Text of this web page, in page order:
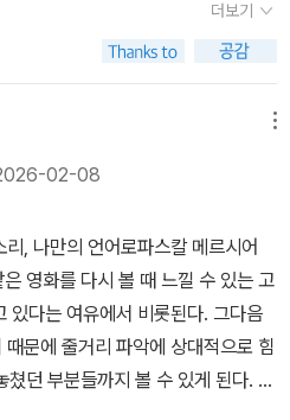
에 쌓였으며 필사적으로 사라지는 시
전에는 볼 수 있었지만, 이제는 볼
려두지 않는 노력처럼 보이기도 했
하기 시작한다. 지금 사는 삶이 바라
소설은 뭐라도 적어 보고 싶은 욕심
하는 것이 업무의 반 이상을 차지
가까운 사람이기에 과거의 기억을
를 생각해 보거나, 아니면 떠올리
는 경험은 드문 일이다. 그런 나마
었다. 언어를 향한 그의 열정은 자
었다. 내가 가진 생각을 나만의 글로
지는 이들에게는 그저 읽는 것만으
관한 소설이라는 생각이 들었다. 실
병에 걸려 의사 표현이 불가능한
킨다면 살인인지 존엄 상실인지에
이랜드는 시한부 판정을 받고 나서
의 경우에 대비해 다량을 섭취할
비한다. 이 경우 후자는 극단적 선택
다할 때까지 사는 것과 목숨이 다
중에 어느 것이 더 존엄하다고 말할
은 길'에 대한 소설이기도 하다. 시
레이랜드는 자신의 과거를 돌아보
반추한다. 만약 자신이 가출하지
을까. 학교를 그만두지 않고 대학
나마 루틴을 만들었다 싶을 즈음
은 주인공만이 아니라 출판사에 소
에게도 파장을 일으킨다. 그에게
피아의 모습도 있고, 아들 시드니
달라진다. 소중한 이들을 천천히 다
.언어란 무엇인가. 주인공의 직업
의 아들과 딸을 통해서도 배울 수 있
내렸던 의사에게서도, 주인공과 아
결에서도 만날 수 있다.언어에는
도대체 뭘까요? 이 사건에서는 뭔
만으로는 왜 충분하지 않나요? 글
지보다 왜 더 명백하다는 걸까요?내
고통에 직면하지 않으려면 어떤 법
더보기
02-08
, 나만의 언어로파스칼 메르시어
은 영화를 다시 볼 때 느낄 수 있는 고
있다는 여유에서 비롯된다. 그다음
문에 줄거리 파악에 상대적으로 힘
던 부분들까지 볼 수 있게 된다. 또